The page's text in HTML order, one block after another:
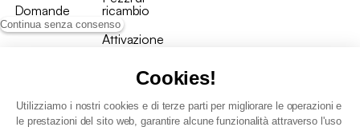
Continua senza consenso
Cookies!
Utilizziamo i nostri cookies e di terze parti per migliorare le operazioni e
le prestazioni del sito web, garantire alcune funzionalità attraverso l'uso
Domande
frequenti
ricambio
Attivazione